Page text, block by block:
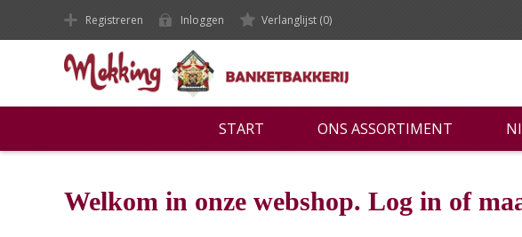
Registreren Inloggen Verlanglijst (0)
START ONS ASSORTIMENT
Welkom in onze webshop. Log in of